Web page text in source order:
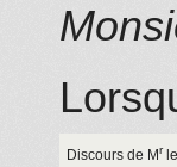
Discours de Mr